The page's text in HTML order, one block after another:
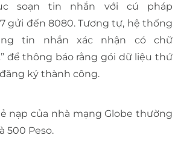
soạn tin nhắn với cú pháp
gửi đến 8080. Tương tự, hệ thống
tin nhắn xác nhận có chữ
để thông báo rằng gói dữ liệu thứ
ký thành công.
nạp của nhà mạng Globe thường
500 Peso.